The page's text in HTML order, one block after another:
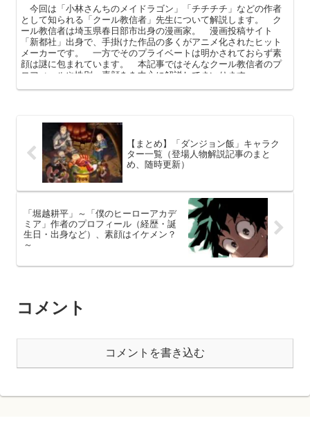
今回は「小林さんちのメイドラゴン」「チチチチ」などの作者
として知られる「クール教信者」先生について解説します。 ク
ール教信者は埼玉県春日部市出身の漫画家。 漫画投稿サイト
「新都社」出身で、手掛けた作品の多くがアニメ化されたヒット
メーカーです。 一方でそのプライベートは明かされておらず素
顔は謎に包まれています。 本記事ではそんなクール教信者のプ
ロフィールや性別、素顔をを中心に解説してまいります。
【まとめ】「ダンジョン飯」キャラク
ター一覧（登場人物解説記事のまと
め、随時更新）
「堀越耕平」～「僕のヒーローアカデ
ミア」作者のプロフィール（経歴・誕
生日・出身など）、素顔はイケメン？
～
コメント
コメントを書き込む